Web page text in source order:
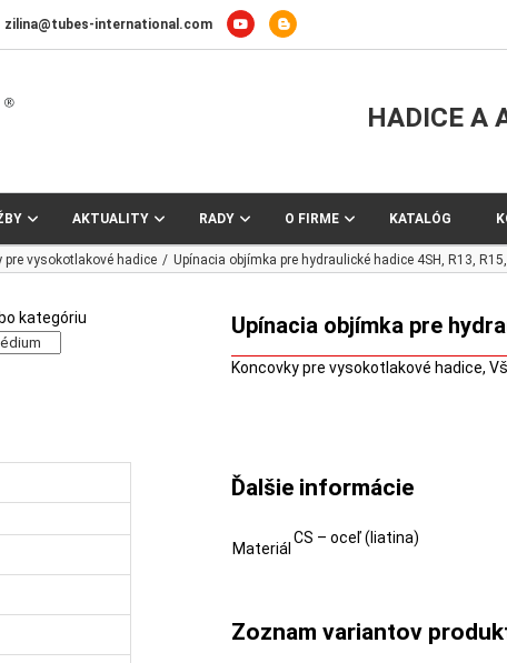
zilina@tubes-international.com
HADICE A
AKTUALITY RADY O FIRME KATALÓG
pre vysokotlakové hadice Upínacia objímka pre hydraulické hadice 4SH, R13,
Upínacia objímka pre
Koncovky pre vysokotlakové hadice,
Ďalšie informácie
Materiál
CS – oceľ (liatina)
Zoznam variantov
kategóriu